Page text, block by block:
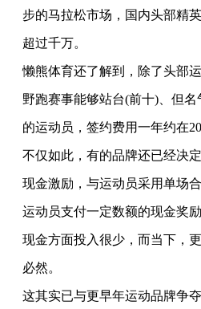
步的马拉松市场，国内头部精
超过千万。
懒熊体育还了解到，除了头部
野跑赛事能够站台(前十)、但
的运动员，签约费用一年约在20
不仅如此，有的品牌还已经决
现金激励，与运动员采用单场
运动员支付一定数额的现金奖
现金方面投入很少，而当下，
必然。
这其实已与更早年运动品牌争